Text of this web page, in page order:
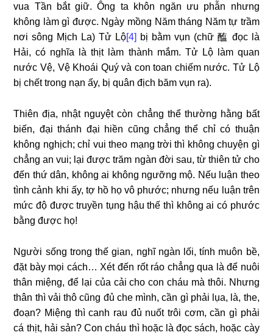
vua Tần bắt giữ. Ông ta khôn ngăn ưu phẫn nhưng
không làm gì được. Ngày mồng Năm tháng Năm tự trầm
nơi sông Mịch La) Tử Lộ[4] bị bằm vụn (chữ 醢 đọc là
Hải, có nghĩa là thịt làm thành mắm. Tử Lộ làm quan
nước Vệ, Vệ Khoái Quý và con toan chiếm nước. Tử Lộ
bị chết trong nạn ấy, bị quân địch băm vụn ra).
Thiên địa, nhật nguyệt còn chẳng thể thường hằng bất
biến, đại thánh đại hiền cũng chẳng thể chỉ có thuận
không nghịch; chỉ vui theo mạng trời thì không chuyện gì
chẳng an vui; lại được trăm ngàn đời sau, từ thiên tử cho
đến thứ dân, không ai không ngưỡng mộ. Nếu luận theo
tình cảnh khi ấy, tợ hồ họ vô phước; nhưng nếu luận trên
mức độ được truyền tụng hậu thế thì không ai có phước
bằng được họ!
Người sống trong thế gian, nghĩ ngàn lối, tính muôn bề,
đặt bày mọi cách… Xét đến rốt ráo chẳng qua là để nuôi
thân miệng, để lại của cải cho con cháu mà thôi. Nhưng
thân thì vải thô cũng đủ che mình, cần gì phải lụa, là, the,
đoạn? Miệng thì canh rau đủ nuốt trôi cơm, cần gì phải
cá thịt, hải sản? Con cháu thì hoặc là đọc sách, hoặc cày